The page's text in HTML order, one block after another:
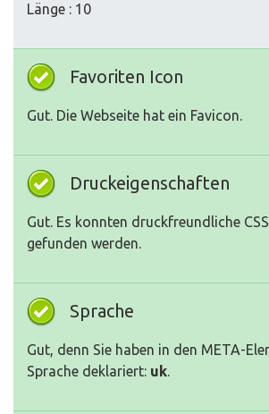
Länge : 10
Favoriten Icon
Gut. Die Webseite hat ein Favicon.
Druckeigenschaften
Gut. Es konnten druckfreundliche
gefunden werden.
Sprache
Gut, denn Sie haben in den META-
Sprache deklariert: uk.